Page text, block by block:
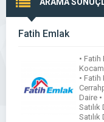
Fatih Emlak
• Fatih
• Fatih
Daire